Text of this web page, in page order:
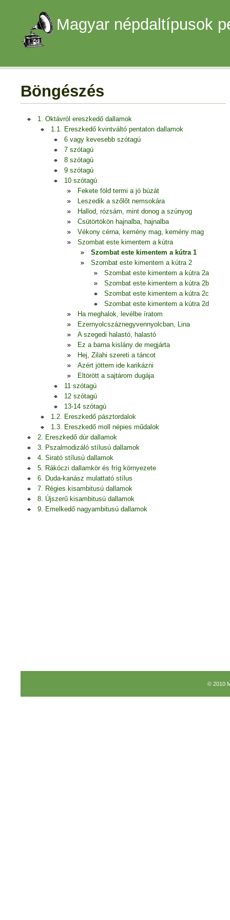
Magyar népdaltípusok
Böngészés
1. Oktávról ereszkedő dallamok
1.1. Ereszkedő kvintváltó pentaton dallamok
6 vagy kevesebb szótagú
7 szótagú
8 szótagú
9 szótagú
10 szótagú
Fekete föld termi a jó búzát
Leszedik a szőlőt nemsokára
Hallod, rózsám, mint donog a szúnyog
Csütörtökön hajnalba, hajnalba
Vékony cérna, kemény mag, kemény mag
Szombat este kimentem a kútra
Szombat este kimentem a kútra 1
Szombat este kimentem a kútra 2
Szombat este kimentem a kútra 2a
Szombat este kimentem a kútra 2b
Szombat este kimentem a kútra 2c
Szombat este kimentem a kútra 2d
Ha meghalok, levélbe íratom
Ezernyolcszáznegyvennyolcban, Lina
A szegedi halastó, halastó
Ez a barna kislány de megjárta
Hej, Zilahi szereti a táncot
Azért jöttem ide karikázni
Eltörött a sajtárom dugája
11 szótagú
12 szótagú
13-14 szótagú
1.2. Ereszkedő pásztordalok
1.3. Ereszkedő moll népies műdalok
2. Ereszkedő dúr dallamok
3. Pszalmodizáló stílusú dallamok
4. Sirató stílusú dallamok
5. Rákóczi dallamkör és fríg környezete
6. Duda-kanász mulattató stílus
7. Régies kisambitusú dallamok
8. Újszerű kisambitusú dallamok
9. Emelkedő nagyambitusú dallamok
© 2010